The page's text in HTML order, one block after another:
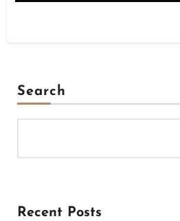
Search
Recent Posts